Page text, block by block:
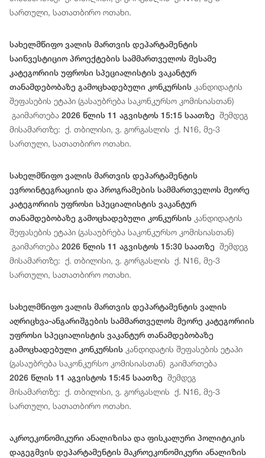
სართული, სათათბირო ოთახი.
სახელმწიფო ვალის მართვის დეპარტამენტის
საინვესტიციო პროექტების სამმართველოს მესამე
კატეგორიის უფროსი სპეციალისტის ვაკანტურ
თანამდებობაზე გამოცხადებული კონკურსის კანდიდატის
შეფასების ეტაპი (გასაუბრება საკონკურსო კომისიასთან)
გაიმართება 2026 წლის 11 აგვისტოს 15:15 საათზე შემდეგ
მისამართზე: ქ. თბილისი, ვ. გორგასლის ქ. N16, მე-3
სართული, სათათბირო ოთახი.
სახელმწიფო ვალის მართვის დეპარტამენტის
ევროინტეგრაციის და პროგრამების სამმართველოს მეორე
კატეგორიის უფროსი სპეციალისტის ვაკანტურ
თანამდებობაზე გამოცხადებული კონკურსის კანდიდატის
შეფასების ეტაპი (გასაუბრება საკონკურსო კომისიასთან)
გაიმართება 2026 წლის 11 აგვისტოს 15:30 საათზე შემდეგ
მისამართზე: ქ. თბილისი, ვ. გორგასლის ქ. N16, მე-3
სართული, სათათბირო ოთახი.
სახელმწიფო ვალის მართვის დეპარტამენტის ვალის
აღრიცხვა-ანგარიშგების სამმართველოს მეორე კატეგორიის
უფროსი სპეციალისტის ვაკანტურ თანამდებობაზე
გამოცხადებული კონკურსის კანდიდატის შეფასების ეტაპი
(გასაუბრება საკონკურსო კომისიასთან) გაიმართება
2026 წლის 11 აგვისტოს 15:45 საათზე შემდეგ
მისამართზე: ქ. თბილისი, ვ. გორგასლის ქ. N16, მე-3
სართული, სათათბირო ოთახი.
აკროეკონომიკური ანალიზისა და ფისკალური პოლიტიკის
დაგეგმვის დეპარტამენტის მაკროეკონომიკური ანალიზის